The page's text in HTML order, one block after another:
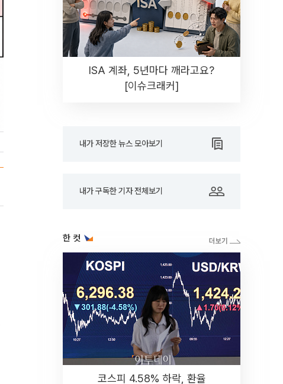
ISA 계좌, 5년마다 깨라고요?
[이슈크래커]
내가 저장한 뉴스 모아보기
내가 구독한 기자 전체보기
한 컷
코스피 4.58% 하락, 환율